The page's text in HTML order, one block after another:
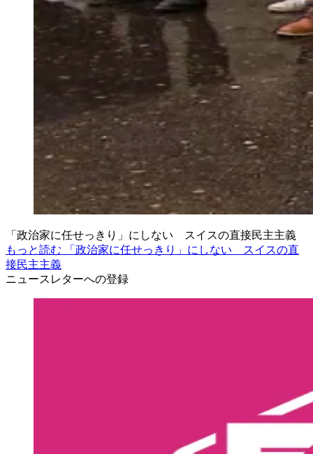
「政治家に任せっきり」にしない スイスの直接民主主義
もっと読む 「政治家に任せっきり」にしない スイスの直
接民主主義
ニュースレターへの登録